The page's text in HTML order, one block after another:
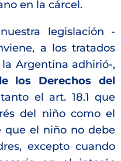
en la cárcel.
legislación -
a los tratados
Argentina adhirió-,
los Derechos del
el art. 18.1 que
del niño como el
que el niño no debe
excepto cuando